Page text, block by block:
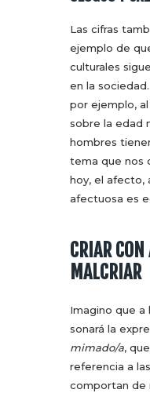
Las cifras
ejemplo de
culturales
en la
por ejemplo,
sobre la edad
hombres
tema que nos
hoy, el afecto,
afectuosa es
CRIAR CON
MALCRIAR
Imagino que a
sonará la
mimado/a,
referencia a
comportan de